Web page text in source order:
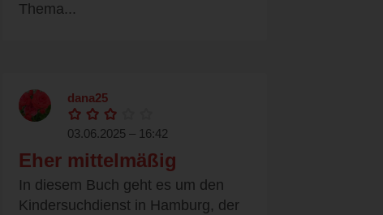
Thema...
dana25
03.06.2025 – 16:42
Eher mittelmäßig
In diesem Buch geht es um den
Kindersuchdienst in Hamburg, der